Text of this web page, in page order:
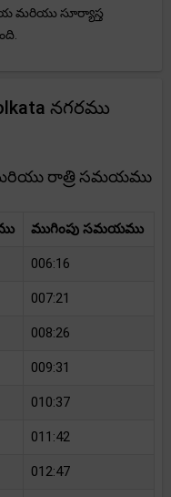
మరియు సూర్యాస్త
నగరము
రాత్రి సమయము
ముగింపు సమయము
006:16
007:21
008:26
009:31
010:37
011:42
012:47